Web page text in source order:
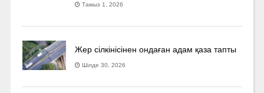
Тамыз 1, 2026
Жер сілкінісінен ондаған адам қаза тапты
Шілде 30, 2026